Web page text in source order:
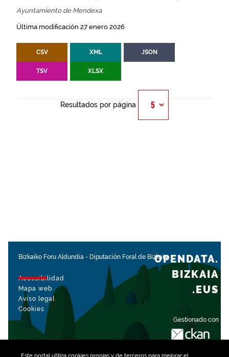
Ayuntamiento de Mendexa
Última modificación 27 enero 2026
CSV XML JSON
TSV XLSX
Resultados por página
Bizkaiko Foru Aldundia - Diputación Foral de Bizkaia
Accesibilidad
Mapa web
Aviso legal
Cookies
Gestionado con
OPENDATA.
BIZKAIA
.EUS